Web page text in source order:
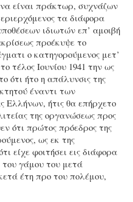
είναι πράκτωρ, συχνάζων
τα διάφορα
ιδιωτών επ’ αμοιβή
προέκυψε το
ο κατηγορούμενος μετ’
τέλος Ιουνίου 1941 την ως
ότι ήτο η απάλυνσις της
έναντι των
Ελλήνων, ήτις θα επήρχετο
της οργανώσεως προς
ότι πρώτος πρόεδρος της
ως εκ της
είχε φοιτήσει εις διάφορα
γάμου του μετά
έτη προ του πολέμου,